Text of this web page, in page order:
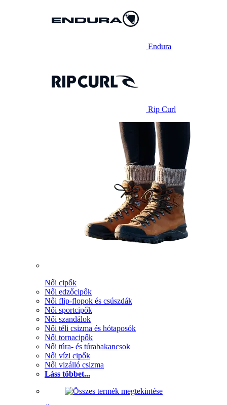
Endura
Rip Curl
Női cipők
Női edzőcipők
Női flip-flopok és csúszdák
Női sportcipők
Női szandálok
Női téli csizma és hótaposók
Női tornacipők
Női túra- és túrabakancsok
Női vízi cipők
Női vizálló csizma
Láss többet...